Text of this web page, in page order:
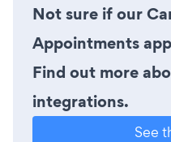
Not sure if our
Appointments
Find out more
integrations.
See